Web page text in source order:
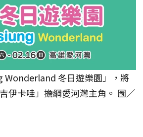
Wonderland 冬日遊樂園」，將
伊卡哇」擔綱愛河灣主角。 圖／